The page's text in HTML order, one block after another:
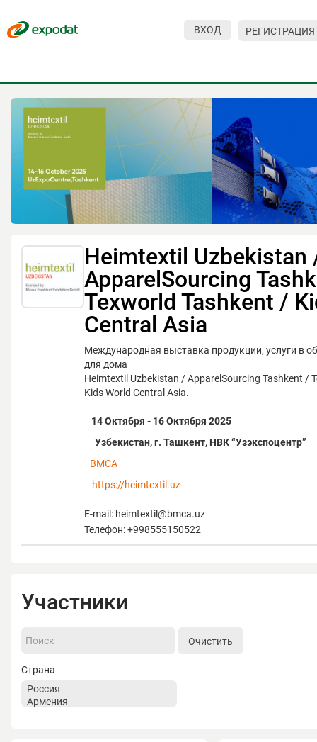
ВХОД РЕГИСТРАЦИЯ
Heimtextil Uzbekistan
ApparelSourcing
Texworld Tashkent /
Central Asia
Международная выставка продукции, услуги в
для дома
Heimtextil Uzbekistan / ApparelSourcing Tashkent /
Kids World Central Asia.
14 Октября - 16 Октября 2025
Узбекистан, г. Ташкент, НВК “Узэкспоцентр”
BMCA
https://heimtextil.uz
E-mail: heimtextil@bmca.uz
Телефон: +998555150522
Участники
Очистить
Страна
О сервисе
Организациям
Контакты
Организаторам
Посетителям